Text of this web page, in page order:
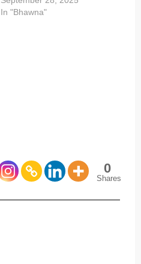
In "Bhawna"
0
Shares